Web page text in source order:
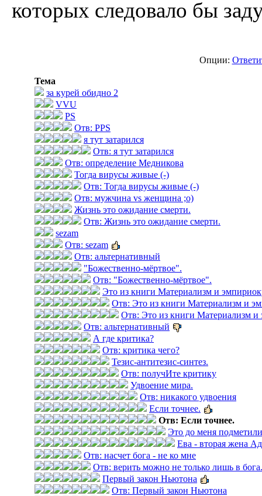
которых следовало бы
Опции:
Тема
за курей обидно 2
VVU
PS
Отв: PPS
я тут затарился
Отв: я тут затарился
Отв: определение Медникова
Тогда вирусы живые (-)
Отв: Тогда вирусы живые (-)
Отв: мужчина vs женщина ;о)
Жизнь это ожидание смерти.
Отв: Жизнь это ожидание смерти.
sezam
Отв: sezam
Отв: альтернативный
"Божественно-мёртвое".
Отв: "Божественно-мёртвое".
Это из книги Материализм и
Отв: Это из книги Материализм и
Отв: Это из книги Материализм
Отв: альтернативный
А где критика?
Отв: критика чего?
Тезис-антитезис-синтез.
Отв: получИте критику
Удвоение мира.
Отв: никакого удвоения
Если точнее.
Отв: Если точнее.
Это до меня
Ева - вторая жена
Отв: насчет бога - не ко мне
Отв: верить можно не только лишь в
Первый закон Ньютона
Отв: Первый закон Ньютона